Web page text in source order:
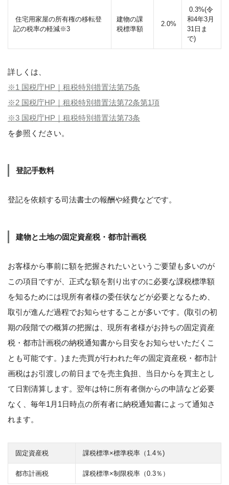
住宅用家屋の所有権の移転登
記の税率の軽減※3
建物の課
税標準額
2.0%
0.3%(令
和4年3月
31日ま
で)
詳しくは、
※1 国税庁HP｜租税特別措置法第75条
※2 国税庁HP｜租税特別措置法第72条第1項
※3 国税庁HP｜租税特別措置法第73条
を参照ください。
登記手数料
登記を依頼する司法書士の報酬や経費などです。
建物と土地の固定資産税・都市計画税
お客様から事前に額を把握されたいというご要望も多いのが
この項目ですが、正式な額を割り出すのに必要な課税標準額
を知るためには現所有者様の委任状などが必要となるため、
取引が進んだ過程でお知らせすることが多いです。(取引の初
期の段階での概算の把握は、現所有者様がお持ちの固定資産
税・都市計画税の納税通知書から目安をお知らせいただくこ
とも可能です。)また売買が行われた年の固定資産税・都市計
画税はお引渡しの前日までを売主負担、当日からを買主とし
て日割清算します。翌年は特に所有者側からの申請など必要
なく、毎年1月1日時点の所有者に納税通知書によって通知さ
れます。
固定資産税 課税標準×標準税率（1.4％)
都市計画税 課税標準×制限税率（0.3％）